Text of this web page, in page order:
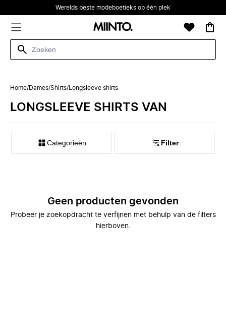
Werelds beste modeboetieks op één plek
Home/Dames/Shirts/ Longsleeve shirts
LONGSLEEVE SHIRTS VAN
Categorieën Filter
Geen producten gevonden
Probeer je zoekopdracht te verfijnen met behulp van de filters
hierboven.